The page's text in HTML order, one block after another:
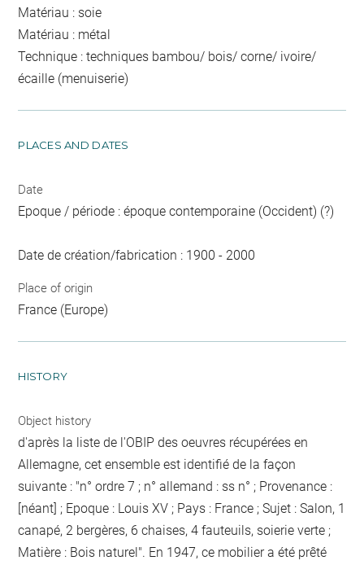
Matériau : soie
Matériau : métal
Technique : techniques bambou/ bois/ corne/ ivoire/
écaille (menuiserie)
PLACES AND DATES
Date
Epoque / période : époque contemporaine (Occident) (?)
Date de création/fabrication : 1900 - 2000
Place of origin
France (Europe)
HISTORY
Object history
d'après la liste de l'OBIP des oeuvres récupérées en
Allemagne, cet ensemble est identifié de la façon
suivante : "n° ordre 7 ; n° allemand : ss n° ; Provenance :
[néant] ; Epoque : Louis XV ; Pays : France ; Sujet : Salon, 1
canapé, 2 bergères, 6 chaises, 4 fauteuils, soierie verte ;
Matière : Bois naturel". En 1947, ce mobilier a été prêté